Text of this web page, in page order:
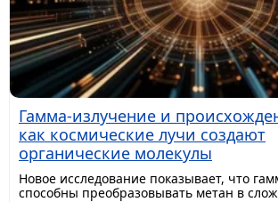
Гамма-излучение и
как космические лучи создают
органические молекулы
Новое исследование показывает, что
способны преобразовывать метан в